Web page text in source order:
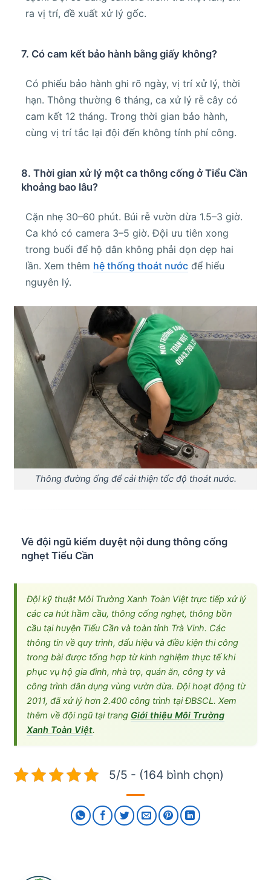
ra vị trí, đề xuất xử lý gốc.
7. Có cam kết bảo hành bằng giấy không?
Có phiếu bảo hành ghi rõ ngày, vị trí xử lý, thời
hạn. Thông thường 6 tháng, ca xử lý rễ cây có
cam kết 12 tháng. Trong thời gian bảo hành,
cùng vị trí tắc lại đội đến không tính phí công.
8. Thời gian xử lý một ca thông cống ở Tiểu Cần
khoảng bao lâu?
Cặn nhẹ 30–60 phút. Búi rễ vườn dừa 1.5–3 giờ.
Ca khó có camera 3–5 giờ. Đội ưu tiên xong
trong buổi để hộ dân không phải dọn dẹp hai
lần. Xem thêm hệ thống thoát nước để hiểu
nguyên lý.
Thông đường ống để cải thiện tốc độ thoát nước.
Về đội ngũ kiểm duyệt nội dung thông cống
nghẹt Tiểu Cần
Đội kỹ thuật Môi Trường Xanh Toàn Việt trực tiếp xử lý
các ca hút hầm cầu, thông cống nghẹt, thông bồn
cầu tại huyện Tiểu Cần và toàn tỉnh Trà Vinh. Các
thông tin về quy trình, dấu hiệu và điều kiện thi công
trong bài được tổng hợp từ kinh nghiệm thực tế khi
phục vụ hộ gia đình, nhà trọ, quán ăn, công ty và
công trình dân dụng vùng vườn dừa. Đội hoạt động từ
2011, đã xử lý hơn 2.400 công trình tại ĐBSCL. Xem
thêm về đội ngũ tại trang Giới thiệu Môi Trường
Xanh Toàn Việt.
5/5 - (164 bình chọn)